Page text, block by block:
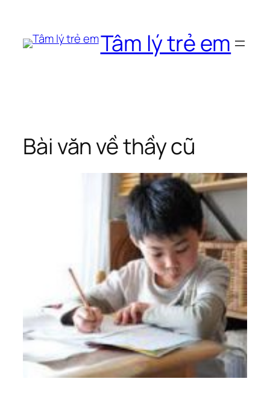
phần
Tâm lý trẻ em
Bài văn về thầy cũ